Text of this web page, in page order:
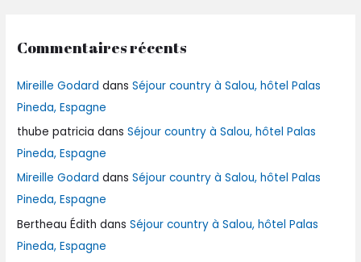
Commentaires récents
Mireille Godard dansSéjour country à Salou, hôtel Palas
Pineda, Espagne
thube patricia dansSéjour country à Salou, hôtel Palas
Pineda, Espagne
Mireille Godard dansSéjour country à Salou, hôtel Palas
Pineda, Espagne
Bertheau Édith dansSéjour country à Salou, hôtel Palas
Pineda, Espagne